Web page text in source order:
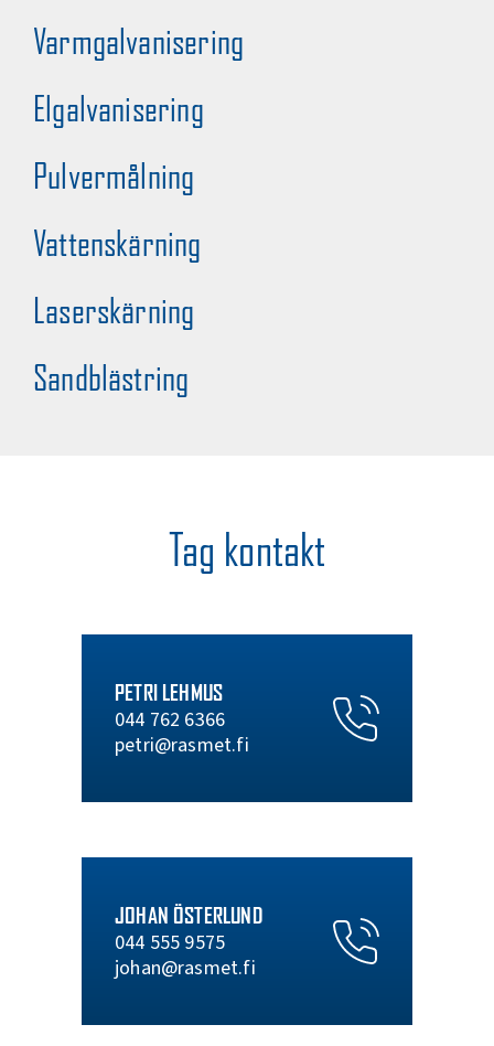
Varmgalvanisering
Elgalvanisering
Pulvermålning
Vattenskärning
Laserskärning
Sandblästring
Tag kontakt
PETRI LEHMUS
044 762 6366
petri@rasmet.fi
JOHAN ÖSTERLUND
044 555 9575
johan@rasmet.fi